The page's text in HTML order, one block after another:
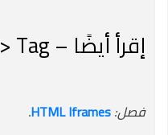
إقرأ أيضًا – HTML <> Tag
فصل:HTML Iframes
.